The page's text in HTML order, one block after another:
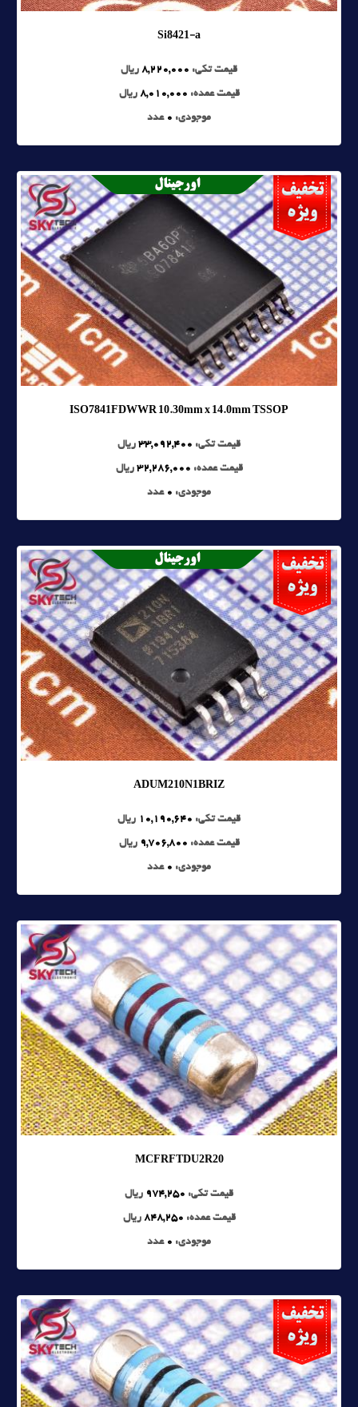
Si8421-a
قیمت تکی: 8,220,000 ریال
قیمت عمده: 8,010,000 ریال
موجودی: 0 عدد
ISO7841FDWWR 10.30mm x 14.0mm TSSOP
قیمت تکی: 33,092,400 ریال
قیمت عمده: 32,286,000 ریال
موجودی: 0 عدد
ADUM210N1BRIZ
قیمت تکی: 10,190,640 ریال
قیمت عمده: 9,706,800 ریال
موجودی: 0 عدد
MCFRFTDU2R20
قیمت تکی: 974,250 ریال
قیمت عمده: 848,250 ریال
موجودی: 0 عدد